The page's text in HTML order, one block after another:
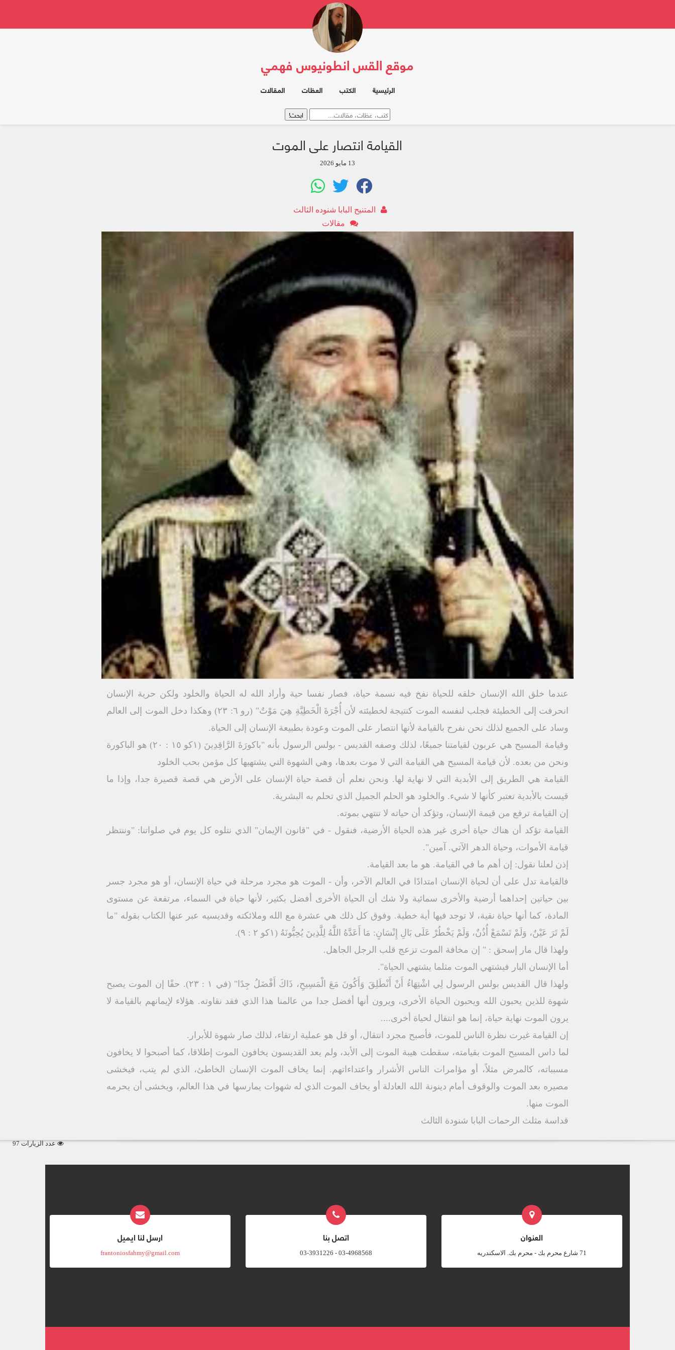
موقع القس انطونيوس فهمي
الرئيسية الكتب العظات المقالات
القيامة انتصار على الموت
13 مايو 2026
المتنيح البابا شنوده الثالث
مقالات
عندما خلق الله الإنسان خلقه للحياة نفخ فيه نسمة حياة، فصار نفسا حية وأراد الله له الحياة والخلود ولكن حرية الإنسان
انحرفت إلى الخطيئة فجلب لنفسه الموت كنتيجة لخطيئته لأن أُجْرَةَ الْخَطِيَّةِ هِيَ مَوْتٌ" (رو ٦: ٢٣) وهكذا دخل الموت إلى العالم
وساد على الجميع لذلك نحن نفرح بالقيامة لأنها انتصار على الموت وعودة بطبيعة الإنسان إلى الحياة.
وقيامة المسيح هي عربون لقيامتنا جميعًا، لذلك وصفه القديس - بولس الرسول بأنه "باكورَةَ الرَّاقِدِينَ (١کو ۱٥ : ۲۰) هو الباكورة
ونحن من بعده. لأن قيامة المسيح هي القيامة التي لا موت بعدها، وهي الشهوة التي يشتهيها كل مؤمن بحب الخلود
القيامة هي الطريق إلى الأبدية التي لا نهاية لها. ونحن نعلم أن قصة حياة الإنسان على الأرض هي قصة قصيرة جدا، وإذا ما
قيست بالأبدية تعتبر كأنها لا شيء. والخلود هو الحلم الجميل الذي تحلم به البشرية.
إن القيامة ترفع من قيمة الإنسان، وتؤكد أن حياته لا تنتهي بموته.
القيامة تؤكد أن هناك حياة أخرى غير هذه الحياة الأرضية، فنقول - في "قانون الإيمان" الذي نتلوه كل يوم في صلواتنا: "وننتظر
قيامة الأموات، وحياة الدهر الآتي. آمين".
إذن لعلنا نقول: إن أهم ما في القيامة. هو ما بعد القيامة.
فالقيامة تدل على أن لحياة الإنسان امتدادًا في العالم الآخر، وأن - الموت هو مجرد مرحلة في حياة الإنسان، أو هو مجرد جسر
بين حياتين إحداهما أرضية والأخرى سمائية ولا شك أن الحياة الأخرى أفضل بكثير، لأنها حياة في السماء، مرتفعة عن مستوى
المادة، كما أنها حياة نقية، لا توجد فيها أية خطية. وفوق كل ذلك هي عشرة مع الله وملائكته وقديسيه عبر عنها الكتاب بقوله "ما
لَمْ تَرَ عَيْنٌ، وَلَمْ تَسْمَعْ أُذُنٌ، وَلَمْ يَخْطُرْ عَلَى بَالِ إِنْسَانٍ: مَا أَعَدَّهُ اللَّهُ لِلَّذِينَ يُحِبُّونَهُ (۱کو ۲ : ۹).
ولهذا قال مار إسحق : " إن مخافة الموت تزعج قلب الرجل الجاهل.
أما الإنسان البار فيشتهي الموت مثلما يشتهي الحياة".
ولهذا قال القديس بولس الرسول لِي اشْتِهَاءُ أَنْ أَنْطَلِقَ وَأَكُونَ مَعَ الْمَسِيحِ، ذَاكَ أَفْضَلُ جِدًا" (في ۱ : ۲۳). حقًا إن الموت يصبح
شهوة للذين يحبون الله ويحبون الحياة الأخرى، ويرون أنها أفضل جدا من عالمنا هذا الذي فقد نقاوته. هؤلاء لإيمانهم بالقيامة لا
يرون الموت نهاية حياة، إنما هو انتقال لحياة أخرى....
إن القيامة غيرت نظرة الناس للموت، فأصبح مجرد انتقال، أو قل هو عملية ارتقاء، لذلك صار شهوة للأبرار.
لما داس المسيح الموت بقيامته، سقطت هيبة الموت إلى الأبد، ولم يعد القديسون يخافون الموت إطلاقا، كما أصبحوا لا يخافون
مسبباته، كالمرض مثلاً، أو مؤامرات الناس الأشرار واعتداءاتهم. إنما يخاف الموت الإنسان الخاطئ، الذي لم يتب، فيخشى
مصيره بعد الموت والوقوف أمام دينونة الله العادلة أو يخاف الموت الذي له شهوات يمارسها في هذا العالم، ويخشى أن يحرمه
الموت منها.
قداسة مثلث الرحمات البابا شنودة الثالث
عدد الزيارات 97
العنوان
‎71 شارع محرم بك - محرم بك. الاسكندريه
اتصل بنا
03-4968568 - 03-3931226
ارسل لنا ايميل
frantoniosfahmy@gmail.com